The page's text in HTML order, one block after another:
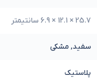
25.7 × 12.1 × 6.9 سانتیمتر
سفید, مشکی
پلاستیک